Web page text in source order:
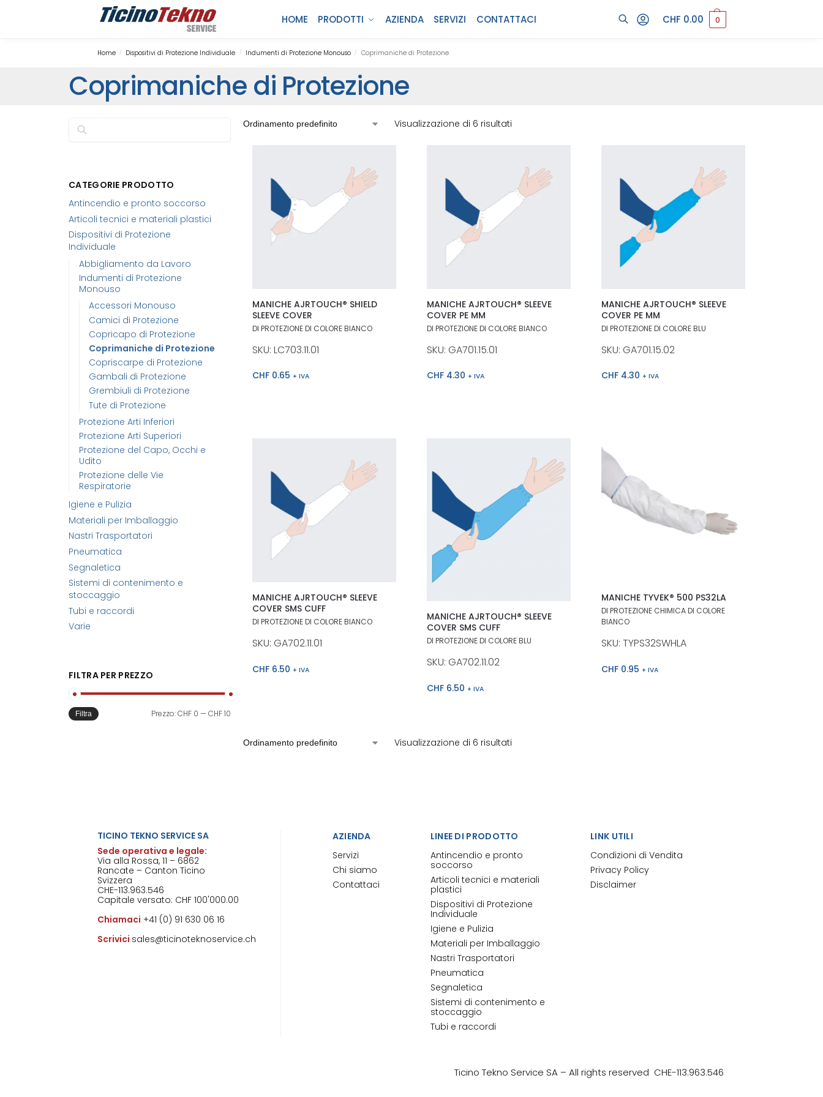
HOME PRODOTTI AZIENDA SERVIZI CONTATTACI CHF 0.00 0
Home / Dispositivi di Protezione Individuale / Indumenti di Protezione Monouso / Coprimaniche di Protezione
Coprimaniche di Protezione
CATEGORIE PRODOTTO
Antincendio e pronto soccorso
Articoli tecnici e materiali plastici
Dispositivi di Protezione
Individuale
Abbigliamento da Lavoro
Indumenti di Protezione
Monouso
Accessori Monouso
Camici di Protezione
Copricapo di Protezione
Coprimaniche di Protezione
Copriscarpe di Protezione
Gambali di Protezione
Grembiuli di Protezione
Tute di Protezione
Protezione Arti Inferiori
Protezione Arti Superiori
Protezione del Capo, Occhi e
Udito
Protezione delle Vie
Respiratorie
Igiene e Pulizia
Materiali per Imballaggio
Nastri Trasportatori
Pneumatica
Segnaletica
Sistemi di contenimento e
stoccaggio
Tubi e raccordi
Varie
FILTRA PER PREZZO
Filtra Prezzo:CHF 0 —CHF 10
Visualizzazione di 6 risultati
MANICHE AJRTOUCH® SHIELD
SLEEVE COVER
DI PROTEZIONE DI COLORE BIANCO
SKU: LC703.11.01
CHF 0.65 + IVA
MANICHE AJRTOUCH® SLEEVE
COVER PE MM
DI PROTEZIONE DI COLORE BIANCO
SKU: GA701.15.01
CHF 4.30 + IVA
MANICHE AJRTOUCH® SLEEVE
COVER PE MM
DI PROTEZIONE DI COLORE BLU
SKU: GA701.15.02
CHF 4.30 + IVA
MANICHE AJRTOUCH® SLEEVE
COVER SMS CUFF
DI PROTEZIONE DI COLORE BIANCO
SKU: GA702.11.01
CHF 6.50 + IVA
MANICHE AJRTOUCH® SLEEVE
COVER SMS CUFF
DI PROTEZIONE DI COLORE BLU
SKU: GA702.11.02
CHF 6.50 + IVA
MANICHE TYVEK® 500 PS32LA
DI PROTEZIONE CHIMICA DI COLORE
BIANCO
SKU: TYPS32SWHLA
CHF 0.95 + IVA
Visualizzazione di 6 risultati
TICINO TEKNO SERVICE SA
Sede operativa e legale:
Via alla Rossa, 11 – 6862
Rancate – Canton Ticino
Svizzera
CHE-113.963.546
Capitale versato: CHF 100'000.00
Chiamaci +41 (0) 91 630 06 16
Scrivici sales@ticinoteknoservice.ch
AZIENDA
Servizi
Chi siamo
Contattaci
LINEE DI PRODOTTO
Antincendio e pronto
soccorso
Articoli tecnici e materiali
plastici
Dispositivi di Protezione
Individuale
Igiene e Pulizia
Materiali per Imballaggio
Nastri Trasportatori
Pneumatica
Segnaletica
Sistemi di contenimento e
stoccaggio
Tubi e raccordi
LINK UTILI
Condizioni di Vendita
Privacy Policy
Disclaimer
Ticino Tekno Service SA – All rights reserved CHE-113.963.546